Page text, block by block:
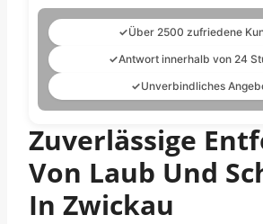
✓Über 2500 zufriedene
✓Antwort innerhalb von 24
✓Unverbindliches
Zuverlässige
Von Laub Und
In Zwickau